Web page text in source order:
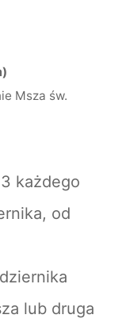
Msza św.
każdego
od
lub druga